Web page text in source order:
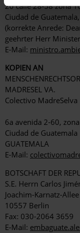
20 calle 28-58 zona
Ciudad de
(korrekte Anrede:
geehrter Herr
E-Mail:
KOPIEN AN
MADRESEL VA.
Colectivo MadreSelva
6a avenida 2-60,
Ciudad de Guatemala
GUATEMALA
E-Mail:
BOTSCHAFT DER
S.E. Herrn Carlos
Joachim-Karnatz-
10557 Berlin
Fax: 030-2064 3659
E-Mail: